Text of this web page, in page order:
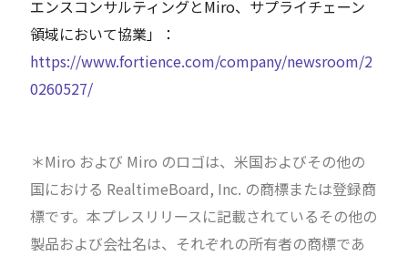
エンスコンサルティングとMiro、サプライチェーン
領域において協業」：
https://www.fortience.com/company/newsroom/2
0260527/
＊Miro および Miro のロゴは、米国およびその他の
国における RealtimeBoard, Inc. の商標または登録商
標です。本プレスリリースに記載されているその他の
製品および会社名は、それぞれの所有者の商標であ